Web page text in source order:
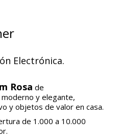
Electrónica.
Rosa de
y elegante,
y objetos de valor en casa.
de 1.000 a 10.000